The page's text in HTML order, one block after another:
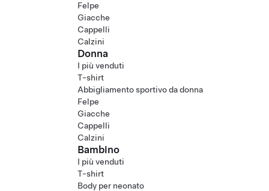
Felpe
Giacche
Cappelli
Calzini
Donna
I più venduti
T-shirt
Abbigliamento sportivo da donna
Felpe
Giacche
Cappelli
Calzini
Bambino
I più venduti
T-shirt
Body per neonato